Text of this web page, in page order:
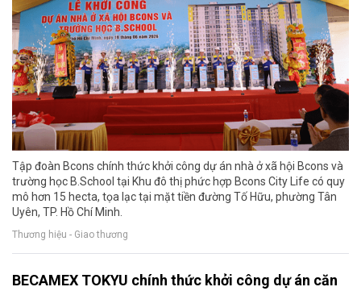
Tập đoàn Bcons chính thức khởi công dự án nhà ở xã hội Bcons và
trường học B.School tại Khu đô thị phức hợp Bcons City Life có quy
mô hơn 15 hecta, tọa lạc tại mặt tiền đường Tố Hữu, phường Tân
Uyên, TP. Hồ Chí Minh.
Thương hiệu - Giao thương
BECAMEX TOKYU chính thức khởi công dự án căn